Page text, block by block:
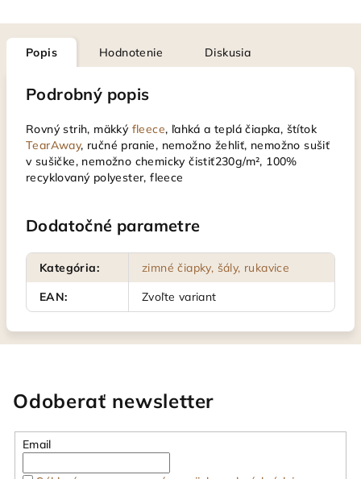
Popis Hodnotenie Diskusia
Podrobný popis
Rovný strih, mäkký fleece, ľahká a teplá čiapka, štítok
TearAway, ručné pranie, nemožno žehliť, nemožno sušiť
v sušičke, nemožno chemicky čistiť230g/m², 100%
recyklovaný polyester, fleece
Dodatočné parametre
Kategória:
zimné čiapky, šály, rukavice
EAN: Zvoľte variant
Odoberať newsletter
Email